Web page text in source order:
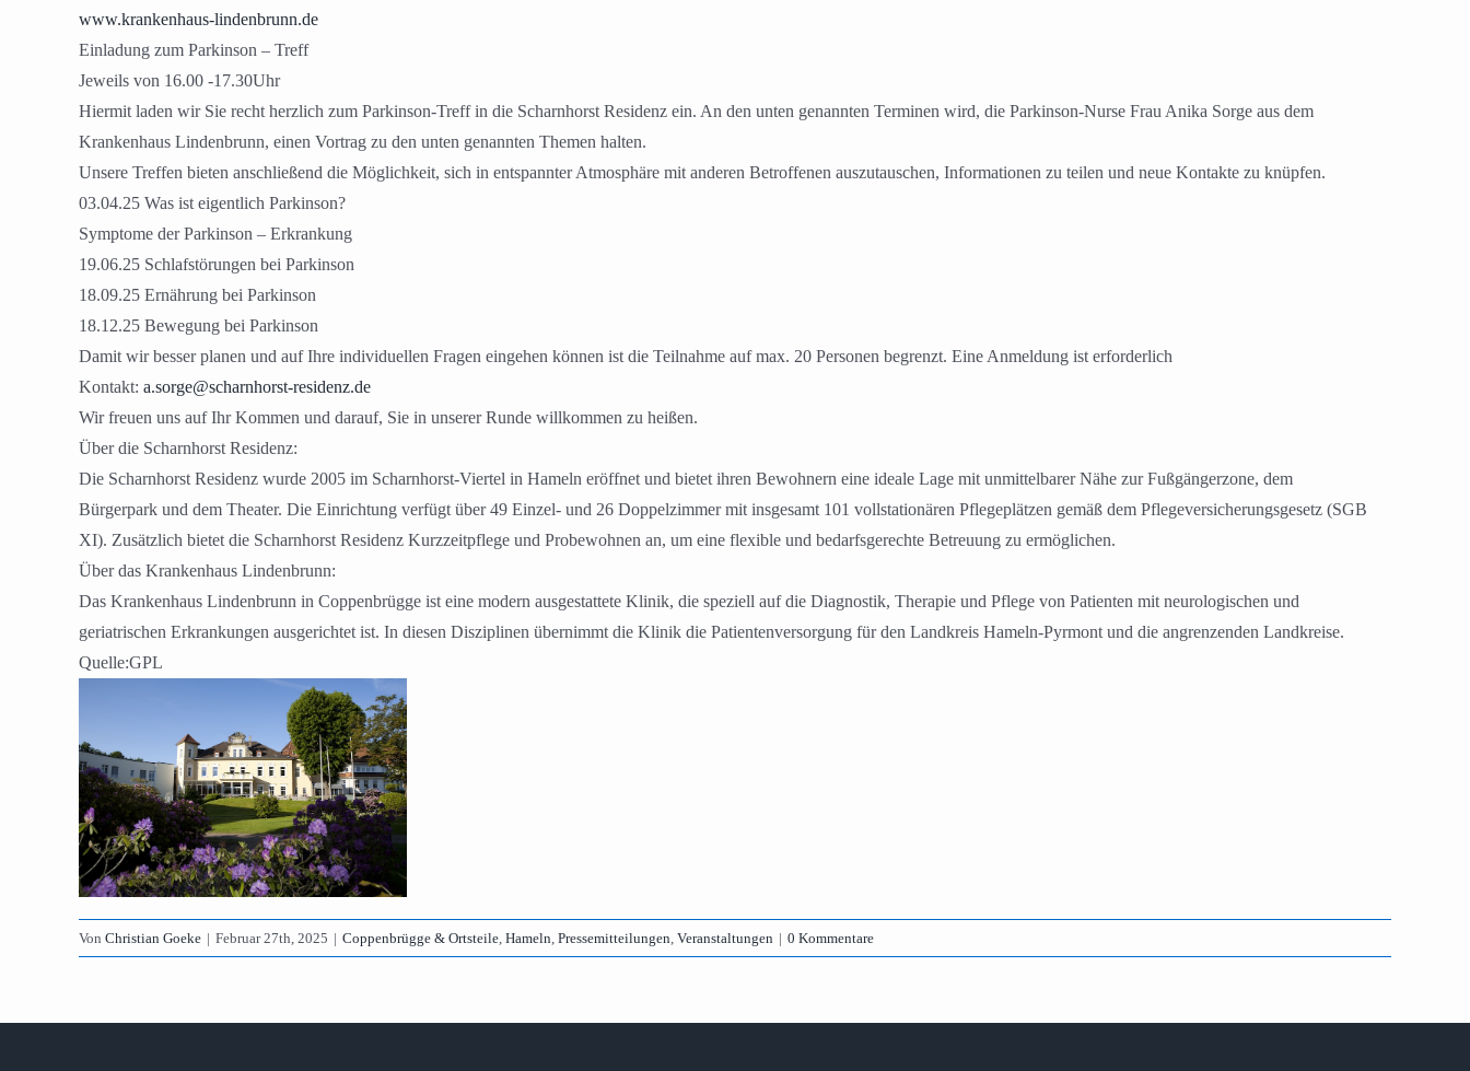
www.krankenhaus-lindenbrunn.de
Einladung zum Parkinson – Treff
Jeweils von 16.00 -17.30Uhr
Hiermit laden wir Sie recht herzlich zum Parkinson-Treff in die Scharnhorst Residenz ein. An den unten genannten Terminen wird, die Parkinson-Nurse Frau Anika Sorge aus dem
Krankenhaus Lindenbrunn, einen Vortrag zu den unten genannten Themen halten.
Unsere Treffen bieten anschließend die Möglichkeit, sich in entspannter Atmosphäre mit anderen Betroffenen auszutauschen, Informationen zu teilen und neue Kontakte zu knüpfen.
03.04.25 Was ist eigentlich Parkinson?
Symptome der Parkinson – Erkrankung
19.06.25 Schlafstörungen bei Parkinson
18.09.25 Ernährung bei Parkinson
18.12.25 Bewegung bei Parkinson
Damit wir besser planen und auf Ihre individuellen Fragen eingehen können ist die Teilnahme auf max. 20 Personen begrenzt. Eine Anmeldung ist erforderlich
Kontakt: a.sorge@scharnhorst-residenz.de
Wir freuen uns auf Ihr Kommen und darauf, Sie in unserer Runde willkommen zu heißen.
Über die Scharnhorst Residenz:
Die Scharnhorst Residenz wurde 2005 im Scharnhorst-Viertel in Hameln eröffnet und bietet ihren Bewohnern eine ideale Lage mit unmittelbarer Nähe zur Fußgängerzone, dem
Bürgerpark und dem Theater. Die Einrichtung verfügt über 49 Einzel- und 26 Doppelzimmer mit insgesamt 101 vollstationären Pflegeplätzen gemäß dem Pflegeversicherungsgesetz (SGB
XI). Zusätzlich bietet die Scharnhorst Residenz Kurzzeitpflege und Probewohnen an, um eine flexible und bedarfsgerechte Betreuung zu ermöglichen.
Über das Krankenhaus Lindenbrunn:
Das Krankenhaus Lindenbrunn in Coppenbrügge ist eine modern ausgestattete Klinik, die speziell auf die Diagnostik, Therapie und Pflege von Patienten mit neurologischen und
geriatrischen Erkrankungen ausgerichtet ist. In diesen Disziplinen übernimmt die Klinik die Patientenversorgung für den Landkreis Hameln-Pyrmont und die angrenzenden Landkreise.
Quelle:GPL
Von Christian Goeke | Februar 27th, 2025 | Coppenbrügge & Ortsteile, Hameln, Pressemitteilungen, Veranstaltungen | 0 Kommentare